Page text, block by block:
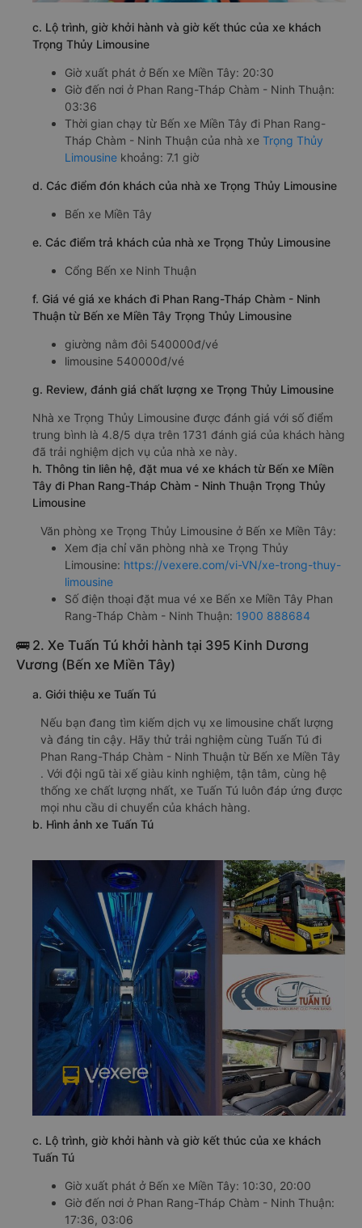
c. Lộ trình, giờ khởi hành và giờ kết thúc của xe khách
Trọng Thủy Limousine
Giờ xuất phát ở Bến xe Miền Tây: 20:30
Giờ đến nơi ở Phan Rang-Tháp Chàm - Ninh Thuận:
03:36
Thời gian chạy từ Bến xe Miền Tây đi Phan Rang-
Tháp Chàm - Ninh Thuận của nhà xe Trọng Thủy
Limousine khoảng: 7.1 giờ
d. Các điểm đón khách của nhà xe Trọng Thủy Limousine
Bến xe Miền Tây
e. Các điểm trả khách của nhà xe Trọng Thủy Limousine
Cổng Bến xe Ninh Thuận
f. Giá vé giá xe khách đi Phan Rang-Tháp Chàm - Ninh
Thuận từ Bến xe Miền Tây Trọng Thủy Limousine
giường nằm đôi 540000đ/vé
limousine 540000đ/vé
g. Review, đánh giá chất lượng xe Trọng Thủy Limousine
Nhà xe Trọng Thủy Limousine được đánh giá với số điểm
trung bình là 4.8/5 dựa trên 1731 đánh giá của khách hàng
đã trải nghiệm dịch vụ của nhà xe này.
h. Thông tin liên hệ, đặt mua vé xe khách từ Bến xe Miền
Tây đi Phan Rang-Tháp Chàm - Ninh Thuận Trọng Thủy
Limousine
Văn phòng xe Trọng Thủy Limousine ở Bến xe Miền Tây:
Xem địa chỉ văn phòng nhà xe Trọng Thủy
Limousine: https://vexere.com/vi-VN/xe-trong-thuy-
limousine
Số điện thoại đặt mua vé xe Bến xe Miền Tây Phan
Rang-Tháp Chàm - Ninh Thuận: 1900 888684
🚌 2. Xe Tuấn Tú khởi hành tại 395 Kinh Dương
Vương (Bến xe Miền Tây)
a. Giới thiệu xe Tuấn Tú
Nếu bạn đang tìm kiếm dịch vụ xe limousine chất lượng
và đáng tin cậy. Hãy thử trải nghiệm cùng Tuấn Tú đi
Phan Rang-Tháp Chàm - Ninh Thuận từ Bến xe Miền Tây
. Với đội ngũ tài xế giàu kinh nghiệm, tận tâm, cùng hệ
thống xe chất lượng nhất, xe Tuấn Tú luôn đáp ứng được
mọi nhu cầu di chuyển của khách hàng.
b. Hình ảnh xe Tuấn Tú
c. Lộ trình, giờ khởi hành và giờ kết thúc của xe khách
Tuấn Tú
Giờ xuất phát ở Bến xe Miền Tây: 10:30, 20:00
Giờ đến nơi ở Phan Rang-Tháp Chàm - Ninh Thuận:
17:36, 03:06